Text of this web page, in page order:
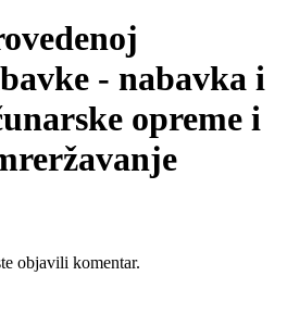
- nabavka i
opreme i
objavili komentar.